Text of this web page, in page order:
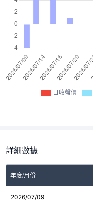
日收盤價
詳細數據
年度/月份
2026/07/09